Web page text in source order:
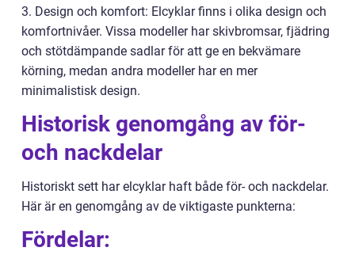
3. Design och komfort: Elcyklar finns i olika design och
komfortnivåer. Vissa modeller har skivbromsar, fjädring
och stötdämpande sadlar för att ge en bekvämare
körning, medan andra modeller har en mer
minimalistisk design.
Historisk genomgång av för-
och nackdelar
Historiskt sett har elcyklar haft både för- och nackdelar.
Här är en genomgång av de viktigaste punkterna:
Fördelar: